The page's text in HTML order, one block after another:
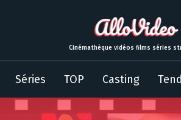
Cinémathèque vidéos films séries
Séries TOP Casting